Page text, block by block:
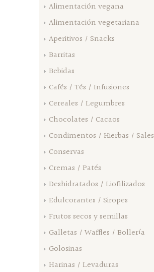
Alimentación vegana
Alimentación vegetariana
Aperitivos / Snacks
Barritas
Bebidas
Cafés / Tés / Infusiones
Cereales / Legumbres
Chocolates / Cacaos
Condimentos / Hierbas / Sales
Conservas
Cremas / Patés
Deshidratados / Liofilizados
Edulcorantes / Siropes
Frutos secos y semillas
Galletas / Waffles / Bollería
Golosinas
Harinas / Levaduras